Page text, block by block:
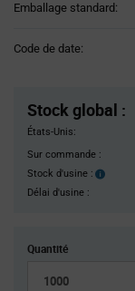
Emballage standard:
Code de date:
Stock global :
États-Unis:
Sur commande :
Stock d'usine :
Stock
Délai d'usine :
Quantité